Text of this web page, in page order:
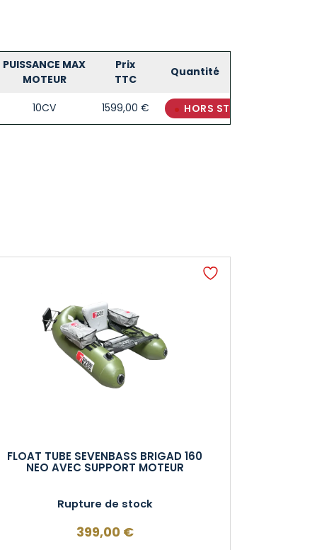
PUISSANCE MAX
MOTEUR
Prix
TTC
Quantité
10CV 1599,00 € HORS STOCK
FLOAT TUBE SEVENBASS BRIGAD 160
NEO AVEC SUPPORT MOTEUR
Rupture de stock
399,00 €